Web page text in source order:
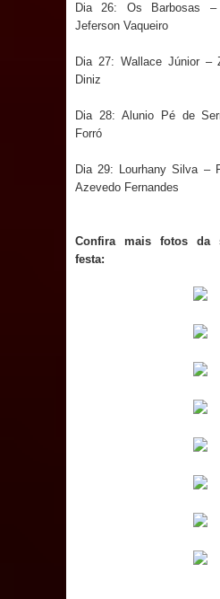
Vereador Davyd
Mari marca
com foco na
Dia 26: Os Barbosas
Jeferson Vaqueiro
Dia 27: Wallace Júnior –
Diniz
Dia 28: Alunio Pé de
Forró
Dia 29: Lourhany Silva –
Azevedo Fernandes
Confira mais fotos da
festa: